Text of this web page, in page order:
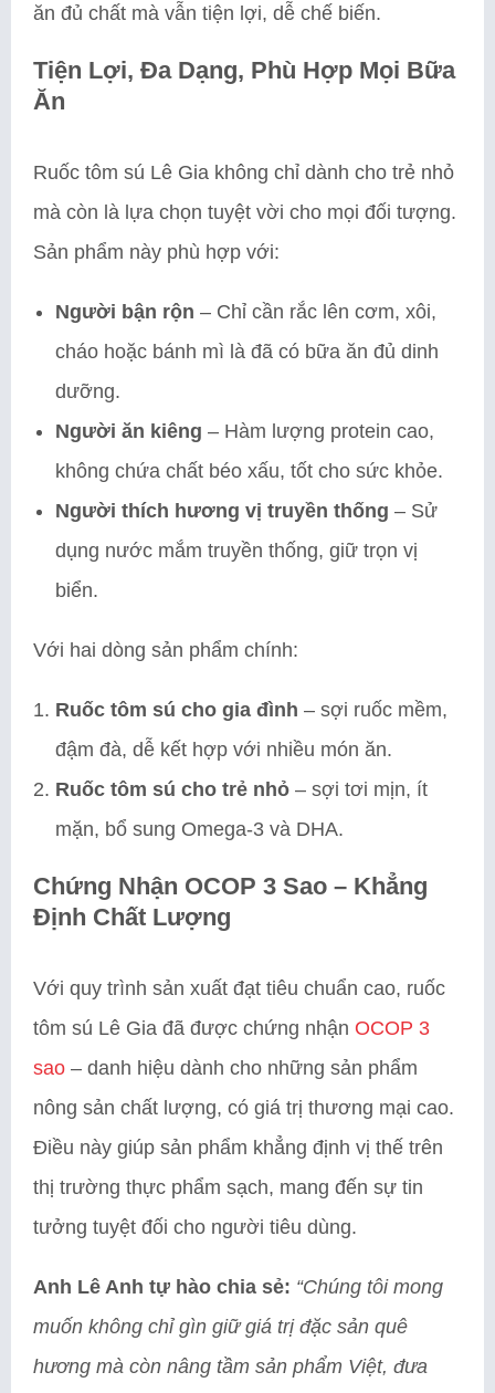
ăn đủ chất mà vẫn tiện lợi, dễ chế biến.
Tiện Lợi, Đa Dạng, Phù Hợp Mọi Bữa
Ăn
Ruốc tôm sú Lê Gia không chỉ dành cho trẻ nhỏ
mà còn là lựa chọn tuyệt vời cho mọi đối tượng.
Sản phẩm này phù hợp với:
Người bận rộn – Chỉ cần rắc lên cơm, xôi,
cháo hoặc bánh mì là đã có bữa ăn đủ dinh
dưỡng.
Người ăn kiêng – Hàm lượng protein cao,
không chứa chất béo xấu, tốt cho sức khỏe.
Người thích hương vị truyền thống – Sử
dụng nước mắm truyền thống, giữ trọn vị
biển.
Với hai dòng sản phẩm chính:
Ruốc tôm sú cho gia đình – sợi ruốc mềm,
đậm đà, dễ kết hợp với nhiều món ăn.
Ruốc tôm sú cho trẻ nhỏ – sợi tơi mịn, ít
mặn, bổ sung Omega-3 và DHA.
Chứng Nhận OCOP 3 Sao – Khẳng
Định Chất Lượng
Với quy trình sản xuất đạt tiêu chuẩn cao, ruốc
tôm sú Lê Gia đã được chứng nhận OCOP 3
sao – danh hiệu dành cho những sản phẩm
nông sản chất lượng, có giá trị thương mại cao.
Điều này giúp sản phẩm khẳng định vị thế trên
thị trường thực phẩm sạch, mang đến sự tin
tưởng tuyệt đối cho người tiêu dùng.
Anh Lê Anh tự hào chia sẻ: “Chúng tôi mong
muốn không chỉ gìn giữ giá trị đặc sản quê
hương mà còn nâng tầm sản phẩm Việt, đưa